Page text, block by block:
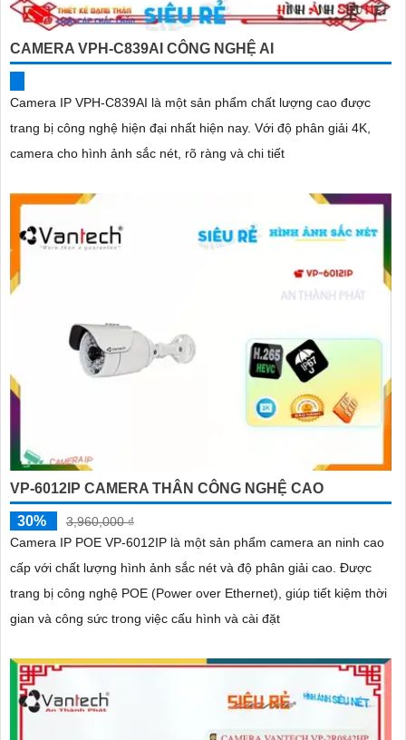
CAMERA VPH-C839AI CÔNG NGHỆ AI
Camera IP VPH-C839AI là một sản phẩm chất lượng cao được
trang bị công nghệ hiện đại nhất hiện nay. Với độ phân giải 4K,
camera cho hình ảnh sắc nét, rõ ràng và chi tiết
VP-6012IP CAMERA THÂN CÔNG NGHỆ CAO
30%
3,960,000 ₫
Camera IP POE VP-6012IP là một sản phẩm camera an ninh cao
cấp với chất lượng hình ảnh sắc nét và độ phân giải cao. Được
trang bị công nghệ POE (Power over Ethernet), giúp tiết kiệm thời
gian và công sức trong việc cấu hình và cài đặt